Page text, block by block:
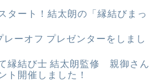
ート！結太朗の「縁結びまっ
ーオフ プレゼンターをしまし
縁結び士 結太朗監修 親御さん
ト開催しました！